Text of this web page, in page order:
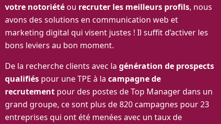
votre notoriétéou recruter les meilleurs profils, nous
avons des solutions en communication web et
marketing digital qui visent justes ! Il suffit d’activer les
bons leviers au bon moment.
De la recherche clients avec la génération de prospects
qualifiés pour une TPE à la campagne de
recrutement pour des postes de Top Manager dans un
grand groupe, ce sont plus de 820 campagnes pour 23
entreprises qui ont été menées avec un taux de